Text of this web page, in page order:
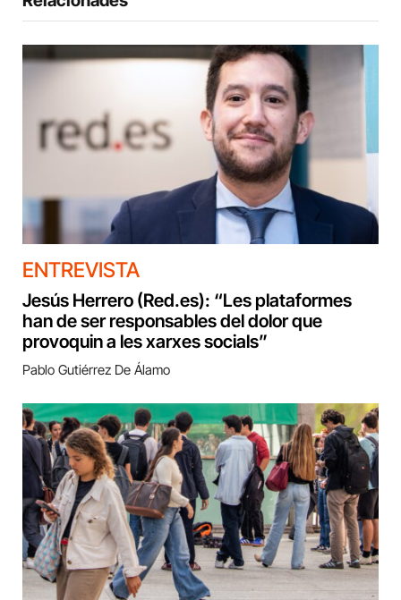
ENTREVISTA
Jesús Herrero (Red.es): “Les plataformes
han de ser responsables del dolor que
provoquin a les xarxes socials”
Pablo Gutiérrez De Álamo